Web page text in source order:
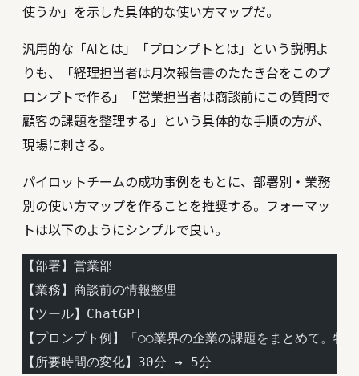
使うか」を示した具体的な使い方マップだ。
汎用的な「AIとは」「プロンプトとは」という説明よ
りも、「経理担当者は月次報告書のたたき台をこのプ
ロンプトで作る」「営業担当者は商談前にこの質問で
顧客の課題を整理する」という具体的な手順の方が、
現場に刺さる。
パイロットチームの成功事例をもとに、部署別・業務
別の使い方マップを作ることを推奨する。フォーマッ
トは以下のようにシンプルで良い。
【部署】営業部
【業務】商談前の情報整理
【ツール】ChatGPT
【プロンプト例】「○○業界の企業の課題をまとめて。特
【所要時間の変化】30分 → 5分